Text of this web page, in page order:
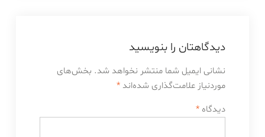
دیدگاهتان را بنویسید
نشانی ایمیل شما منتشر نخواهد شد. بخش‌های
موردنیاز علامت‌گذاری شده‌اند *
دیدگاه *